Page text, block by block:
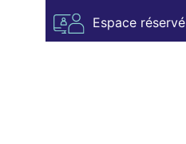
Espace réservé